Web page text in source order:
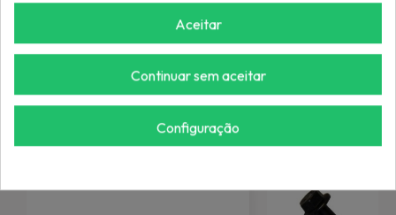
Mais de "Parafusos"
Aceitar
Continuar sem aceitar
Configuração